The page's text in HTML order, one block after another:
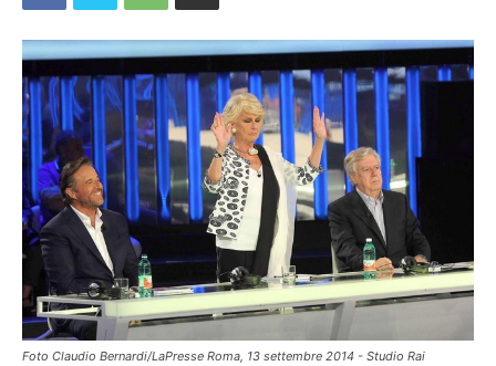
Foto Claudio Bernardi/LaPresse Roma, 13 settembre 2014 - Studio Rai